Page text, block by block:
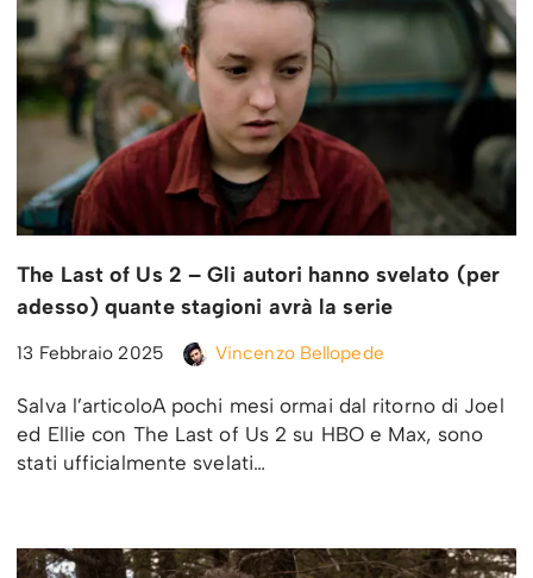
The Last of Us 2 – Gli autori hanno svelato (per
adesso) quante stagioni avrà la serie
13 Febbraio 2025 Vincenzo Bellopede
Salva l’articoloA pochi mesi ormai dal ritorno di Joel
ed Ellie con The Last of Us 2 su HBO e Max, sono
stati ufficialmente svelati…